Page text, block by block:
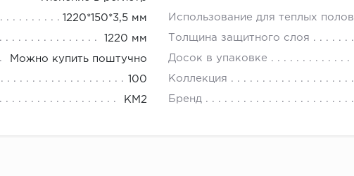
1220*150*3,5 мм Использование для теплых полов
1220 мм Толщина защитного слоя
Можно купить поштучно Досок в упаковке
100 Коллекция
КМ2 Бренд